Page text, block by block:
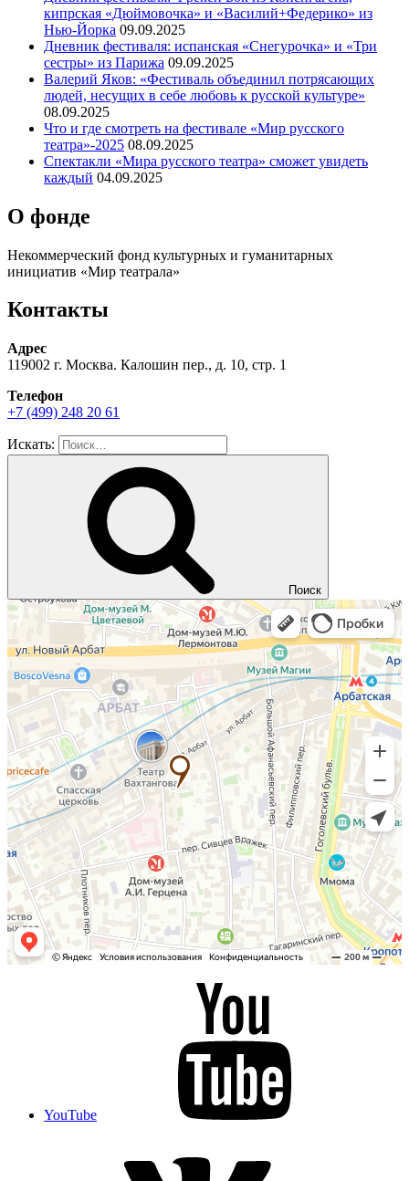
кипрская «Дюймовочка» и «Василий+Федерико» из
Нью-Йорка 09.09.2025
Дневник фестиваля: испанская «Снегурочка» и «Три
сестры» из Парижа 09.09.2025
Валерий Яков: «Фестиваль объединил потрясающих
людей, несущих в себе любовь к русской культуре»
08.09.2025
Что и где смотреть на фестивале «Мир русского
театра»-2025 08.09.2025
Спектакли «Мира русского театра» сможет увидеть
каждый 04.09.2025
О фонде
Некоммерческий фонд культурных и гуманитарных
инициатив «Мир театрала»
Контакты
Адрес
119002 г. Москва. Калошин пер., д. 10, стр. 1
Телефон
+7 (499) 248 20 61
Искать:
Поиск
YouTube